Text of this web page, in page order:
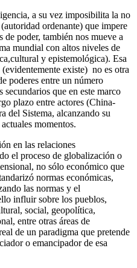
a su vez imposibilita la no
ordenante) que impere
de poder, también nos mueve a
mundial con altos niveles de
y epistemológica). Esa
existe) no es otra
poderes entre un número
que en este marco
plazo entre actores (China-
del Sistema, alcanzando su
momentos.
en las relaciones
el proceso de globalización o
no sólo económico que
normas económicas,
las normas y el
influir sobre los pueblos,
social, geopolítica,
entre otras áreas de
de un paradigma que pretende
o emancipador de esa